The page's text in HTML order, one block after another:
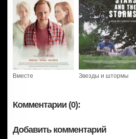
Вместе Звезды и штормы
Комментарии (0):
Добавить комментарий